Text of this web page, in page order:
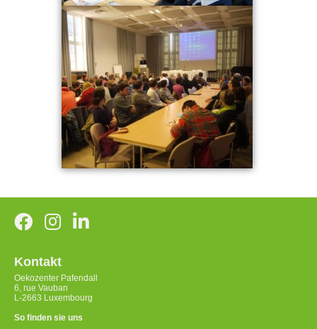
Kontakt
Oekozenter Pafendall
6, rue Vauban
L-2663 Luxembourg
So finden sie uns